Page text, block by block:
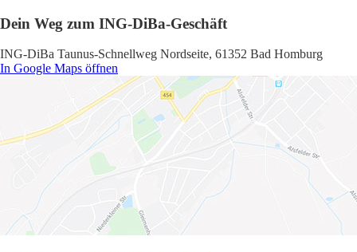
Dein Weg zum ING-DiBa-Geschäft
ING-DiBa Taunus-Schnellweg Nordseite, 61352 Bad Homburg
In Google Maps öffnen